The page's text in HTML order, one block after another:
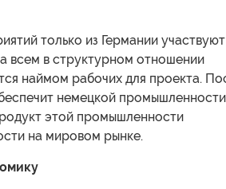
только из Германии участвуют
всем в структурном отношении
наймом рабочих для проекта.
немецкой промышленности
этой промышленности
на мировом рынке.